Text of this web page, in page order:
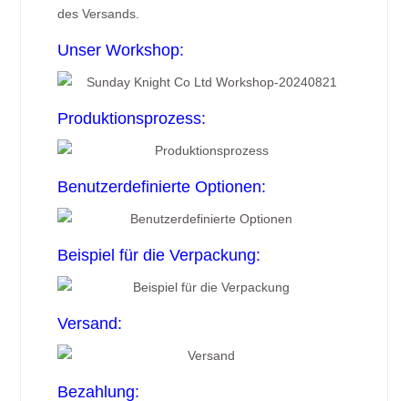
des Versands.
Unser Workshop:
Produktionsprozess:
Benutzerdefinierte Optionen:
Beispiel für die Verpackung:
Versand:
Bezahlung: